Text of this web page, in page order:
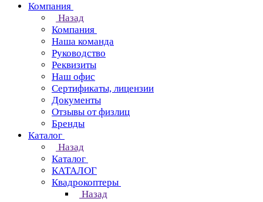
Компания
Назад
Компания
Наша команда
Руководство
Реквизиты
Наш офис
Сертификаты, лицензии
Документы
Отзывы от физлиц
Бренды
Каталог
Назад
Каталог
КАТАЛОГ
Квадрокоптеры
Назад